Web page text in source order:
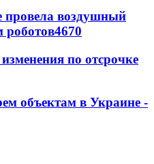
провела воздушный
роботов4670
по отсрочке
объектам в Украине -